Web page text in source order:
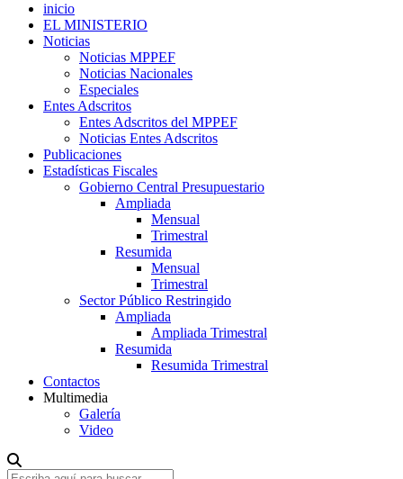
inicio
EL MINISTERIO
Noticias
Noticias MPPEF
Noticias Nacionales
Especiales
Entes Adscritos
Entes Adscritos del MPPEF
Noticias Entes Adscritos
Publicaciones
Estadísticas Fiscales
Gobierno Central Presupuestario
Ampliada
Mensual
Trimestral
Resumida
Mensual
Trimestral
Sector Público Restringido
Ampliada
Ampliada Trimestral
Resumida
Resumida Trimestral
Contactos
Multimedia
Galería
Video